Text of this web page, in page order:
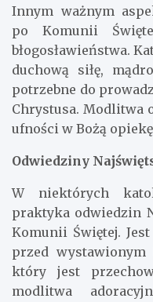
Innym ważnym
po Komunii
błogosławieństwa.
duchową siłę,
potrzebne do
Chrystusa. Modlitwa
ufności w Bożą
Odwiedziny
W niektórych
praktyka odwiedzin
Komunii Świętej.
przed wystawionym
który jest
modlitwa